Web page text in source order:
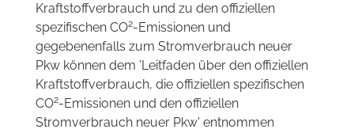
Kraftstoffverbrauch und zu den offiziellen
spezifischen CO2-Emissionen und
gegebenenfalls zum Stromverbrauch neuer
Pkw können dem 'Leitfaden über den offiziellen
Kraftstoffverbrauch, die offiziellen spezifischen
CO2-Emissionen und den offiziellen
Stromverbrauch neuer Pkw' entnommen